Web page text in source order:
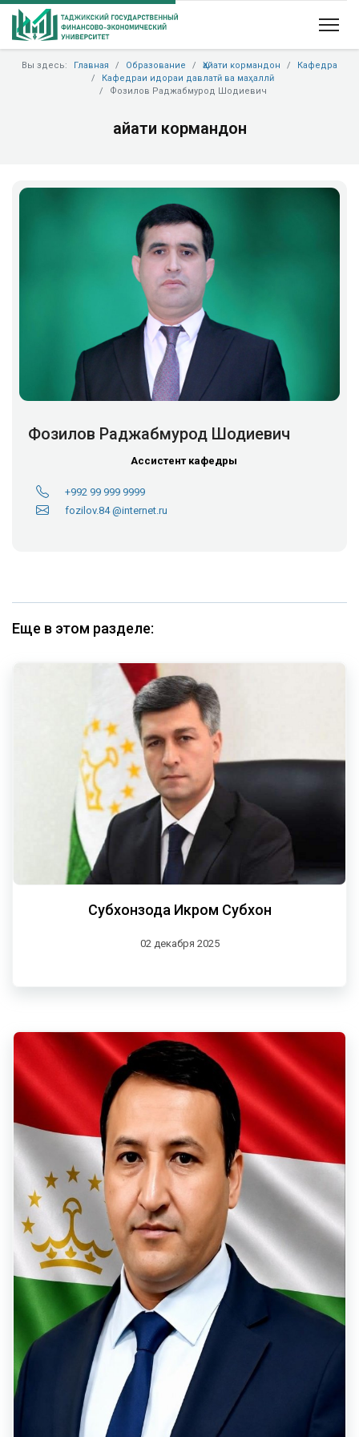
Вы здесь: Главная Образование Ҳайати кормандон
Кафедра
Кафедраи идораи давлатӣ ва маҳаллӣ
Фозилов Раджабмурод Шодиевич
Ҳайати кормандон
Фозилов Раджабмурод Шодиевич
Ассистент кафедры
+992 99 999 9999
fozilov.84 @internet.ru
Еще в этом разделе:
Субхонзода Икром Субхон
02 декабря 2025